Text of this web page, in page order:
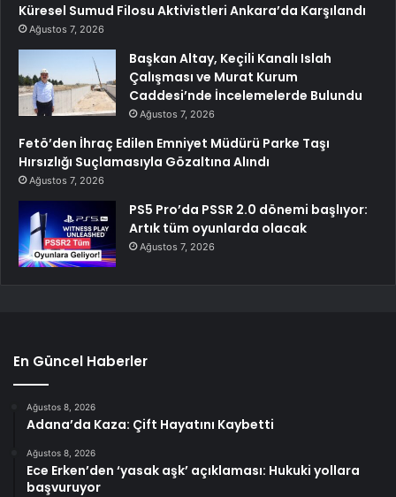
Küresel Sumud Filosu Aktivistleri Ankara’da Karşılandı
Ağustos 7, 2026
Başkan Altay, Keçili Kanalı Islah
Çalışması ve Murat Kurum
Caddesi’nde İncelemelerde Bulundu
Ağustos 7, 2026
Fetö’den İhraç Edilen Emniyet Müdürü Parke Taşı
Hırsızlığı Suçlamasıyla Gözaltına Alındı
Ağustos 7, 2026
PS5 Pro’da PSSR 2.0 dönemi başlıyor:
Artık tüm oyunlarda olacak
Ağustos 7, 2026
En Güncel Haberler
Ağustos 8, 2026
Adana’da Kaza: Çift Hayatını Kaybetti
Ağustos 8, 2026
Ece Erken’den ‘yasak aşk’ açıklaması: Hukuki yollara
başvuruyor